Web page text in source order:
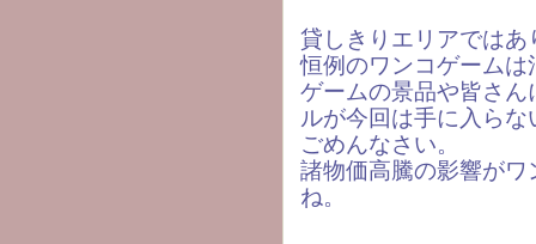
貸しきりエリアではあ
恒例のワンコゲーム
ゲームの景品や皆さ
ルが今回は手に入ら
ごめんなさい。
諸物価高騰の影響が
ね。